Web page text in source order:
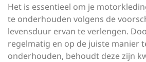
Het is essentieel om je
te onderhouden volgens de
levensduur ervan te verlengen.
regelmatig en op de juiste manier
onderhouden, behoudt deze zijn